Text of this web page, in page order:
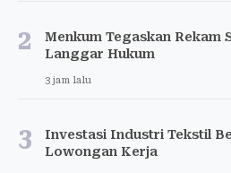
2
Menkum Tegaskan Rekam
Langgar Hukum
3 jam lalu
3
Investasi Industri Tekstil
Lowongan Kerja